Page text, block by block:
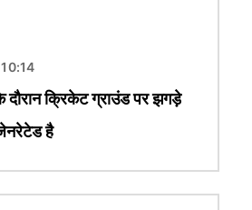
दौरान क्रिकेट ग्राउंड पर झगड़े
है